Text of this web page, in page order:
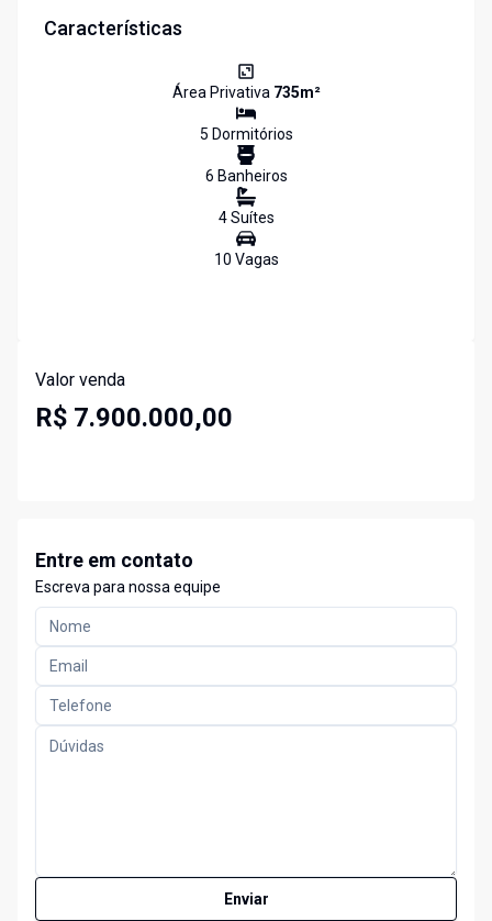
Características
Área Privativa 735m²
5 Dormitórios
6 Banheiros
4Suítes
10 Vagas
Valor venda
R$ 7.900.000,00
Entre em contato
Escreva para nossa equipe
Enviar